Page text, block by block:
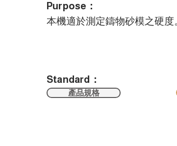
本機適於測定鑄物砂模之硬度
產品規格
Standard：
Purpose：